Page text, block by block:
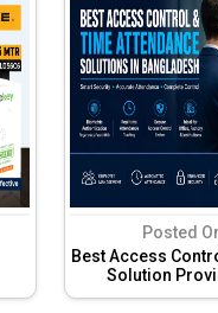
Posted
Best Access
Solution